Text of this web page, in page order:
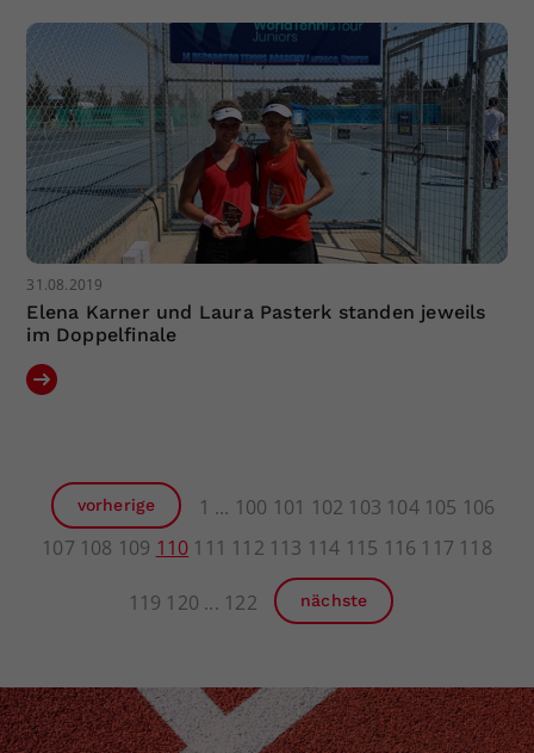
31.08.2019
Elena Karner und Laura Pasterk standen jeweils
im Doppelfinale
vorherige 1 100 101 102 103 104 105 106
107 108 109 110 111 112 113 114 115 116 117 118
119 120 122 nächste